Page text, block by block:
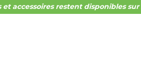
et accessoires restent disponibles sur